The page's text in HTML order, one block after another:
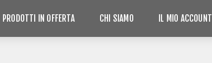
PRODOTTI IN OFFERTA CHI SIAMO IL MIO ACCOUNT